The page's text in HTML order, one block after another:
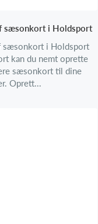
sæsonkort i Holdsport
sæsonkort i Holdsport
kan du nemt oprette
sæsonkort til dine
Oprett...